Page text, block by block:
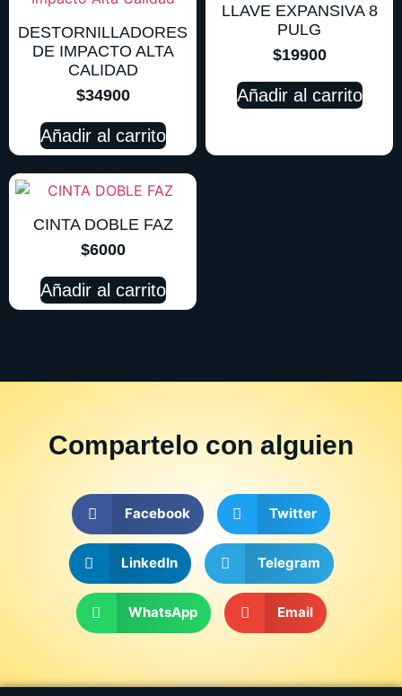
DESTORNILLADORES
DE IMPACTO ALTA
CALIDAD
$34900
Añadir al carrito
LLAVE EXPANSIVA 8
PULG
$19900
Añadir al carrito
CINTA DOBLE FAZ
$6000
Añadir al carrito
Compartelo con alguien
Facebook Twitter
LinkedIn Telegram
WhatsApp Email